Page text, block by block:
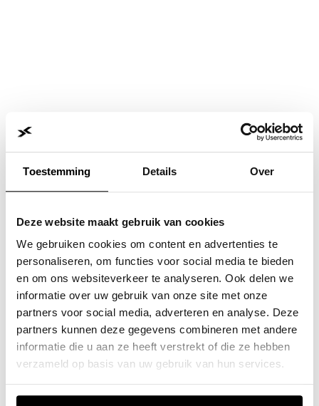
Toestemming Details Over
Deze website maakt gebruik van cookies
We gebruiken cookies om content en advertenties te
personaliseren, om functies voor social media te bieden
en om ons websiteverkeer te analyseren. Ook delen we
informatie over uw gebruik van onze site met onze
partners voor social media, adverteren en analyse. Deze
partners kunnen deze gegevens combineren met andere
informatie die u aan ze heeft verstrekt of die ze hebben
verzameld op basis van uw gebruik van hun services.
Application error: a client-side exception has occurred while
loadingwww.jvk.nl(see the browser consolefor more
information).